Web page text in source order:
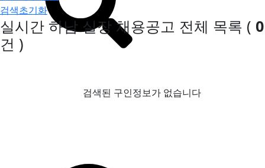
검색초기화
실시간 하남 실장 채용공고 전체 목록 ( 0
건 )
검색된 구인정보가 없습니다